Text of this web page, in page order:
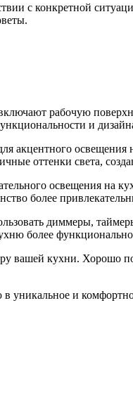
с конкретной
рабочую
и
акцентного
оттенки света,
освещения на
более
диммеры,
более
вашей кухни. Хорошо
и